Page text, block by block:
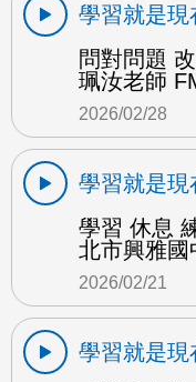
學習就是現
問對問題
珮汝老師
2026/02/28
學習就是現
學習 休息
北市興雅國
2026/02/21
學習就是現